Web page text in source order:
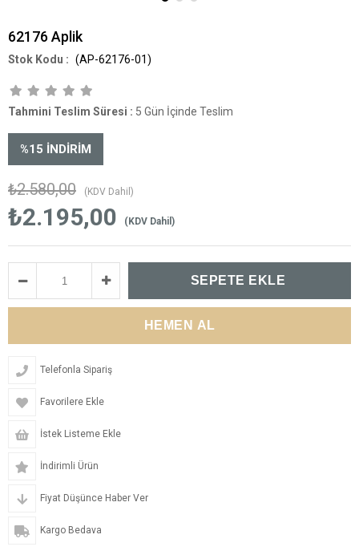
62176 Aplik
(AP-62176-01)
Tahmini Teslim Süresi : 5 Gün İçinde Teslim
%15 İNDIRIM
₺2.580,00 (KDV Dahil)
₺2.195,00 (KDV Dahil)
Telefonla Sipariş
Favorilere Ekle
İstek Listeme Ekle
İndirimli Ürün
Fiyat Düşünce Haber Ver
Kargo Bedava